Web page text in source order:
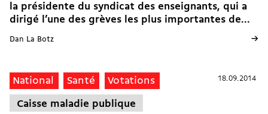
la présidente du syndicat des enseignants, qui a
dirigé l’une des grèves les plus importantes de...
Dan La Botz →
18.09.2014
National Santé Votations 18.09.2014
Caisse maladie publique